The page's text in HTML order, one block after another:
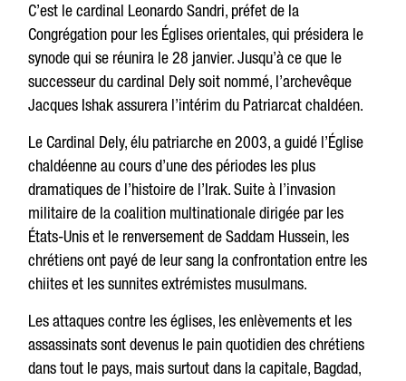
C’est le cardinal Leonardo Sandri, préfet de la
Congrégation pour les Églises orientales, qui présidera le
synode qui se réunira le 28 janvier. Jusqu’à ce que le
successeur du cardinal Dely soit nommé, l’archevêque
Jacques Ishak assurera l’intérim du Patriarcat chaldéen.
Le Cardinal Dely, élu patriarche en 2003, a guidé l’Église
chaldéenne au cours d’une des périodes les plus
dramatiques de l’histoire de l’Irak. Suite à l’invasion
militaire de la coalition multinationale dirigée par les
États-Unis et le renversement de Saddam Hussein, les
chrétiens ont payé de leur sang la confrontation entre les
chiites et les sunnites extrémistes musulmans.
Les attaques contre les églises, les enlèvements et les
assassinats sont devenus le pain quotidien des chrétiens
dans tout le pays, mais surtout dans la capitale, Bagdad,